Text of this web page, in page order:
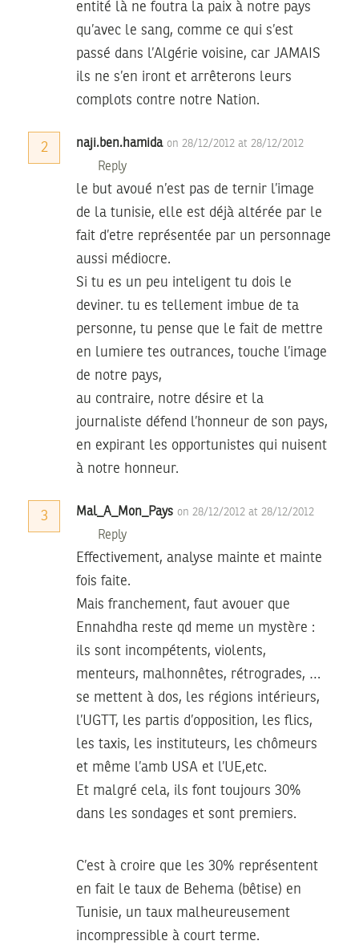
entité là ne foutra la paix à notre pays
qu’avec le sang, comme ce qui s’est
passé dans l’Algérie voisine, car JAMAIS
ils ne s’en iront et arrêterons leurs
complots contre notre Nation.
2 naji.ben.hamida on 28/12/2012 at 28/12/2012
Reply
le but avoué n’est pas de ternir l’image
de la tunisie, elle est déjà altérée par le
fait d’etre représentée par un personnage
aussi médiocre.
Si tu es un peu inteligent tu dois le
deviner. tu es tellement imbue de ta
personne, tu pense que le fait de mettre
en lumiere tes outrances, touche l’image
de notre pays,
au contraire, notre désire et la
journaliste défend l’honneur de son pays,
en expirant les opportunistes qui nuisent
à notre honneur.
3 Mal_A_Mon_Pays on 28/12/2012 at 28/12/2012
Reply
Effectivement, analyse mainte et mainte
fois faite.
Mais franchement, faut avouer que
Ennahdha reste qd meme un mystère :
ils sont incompétents, violents,
menteurs, malhonnêtes, rétrogrades, …
se mettent à dos, les régions intérieurs,
l’UGTT, les partis d’opposition, les flics,
les taxis, les instituteurs, les chômeurs
et même l’amb USA et l’UE,etc.
Et malgré cela, ils font toujours 30%
dans les sondages et sont premiers.
C’est à croire que les 30% représentent
en fait le taux de Behema (bêtise) en
Tunisie, un taux malheureusement
incompressible à court terme.